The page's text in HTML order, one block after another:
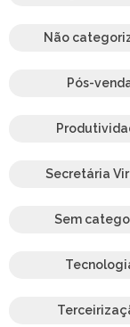
Não
Pós-
Secretária
Sem